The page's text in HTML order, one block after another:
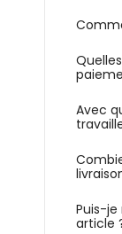
Avec
Puis-
article